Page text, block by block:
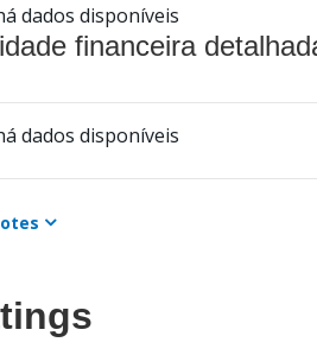
dados disponíveis
financeira
dados disponíveis